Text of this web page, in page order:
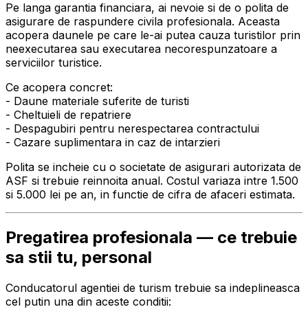
Pe langa garantia financiara, ai nevoie si de o polita de
asigurare de raspundere civila profesionala. Aceasta
acopera daunele pe care le-ai putea cauza turistilor prin
neexecutarea sau executarea necorespunzatoare a
serviciilor turistice.
Ce acopera concret:
- Daune materiale suferite de turisti
- Cheltuieli de repatriere
- Despagubiri pentru nerespectarea contractului
- Cazare suplimentara in caz de intarzieri
Polita se incheie cu o societate de asigurari autorizata de
ASF si trebuie reinnoita anual. Costul variaza intre 1.500
si 5.000 lei pe an, in functie de cifra de afaceri estimata.
Pregatirea profesionala — ce trebuie
sa stii tu, personal
Conducatorul agentiei de turism trebuie sa indeplineasca
cel putin una din aceste conditii: